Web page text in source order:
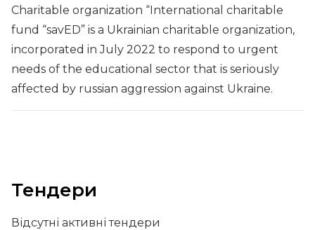
Charitable organization “International charitable
fund “savED” is a Ukrainian charitable organization,
incorporated in July 2022 to respond to urgent
needs of the educational sector that is seriously
affected by russian aggression against Ukraine.
Тендери
Відсутні активні тендери